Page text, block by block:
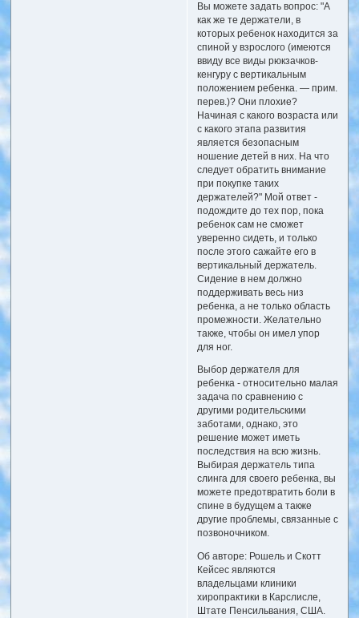
Вы можете задать вопрос: "А
как же те держатели, в
которых ребенок находится за
спиной у взрослого (имеются
ввиду все виды рюкзачков-
кенгуру с вертикальным
положением ребенка. — прим.
перев.)? Они плохие?
Начиная с какого возраста или
с какого этапа развития
является безопасным
ношение детей в них. На что
следует обратить внимание
при покупке таких
держателей?" Мой ответ -
подождите до тех пор, пока
ребенок сам не сможет
уверенно сидеть, и только
после этого сажайте его в
вертикальный держатель.
Сидение в нем должно
поддерживать весь низ
ребенка, а не только область
промежности. Желательно
также, чтобы он имел упор
для ног.
Выбор держателя для
ребенка - относительно малая
задача по сравнению с
другими родительскими
заботами, однако, это
решение может иметь
последствия на всю жизнь.
Выбирая держатель типа
слинга для своего ребенка, вы
можете предотвратить боли в
спине в будущем а также
другие проблемы, связанные с
позвоночником.
Об авторе: Рошель и Скотт
Кейсес являются
владельцами клиники
хиропрактики в Карслисле,
Штате Пенсильвания, США.